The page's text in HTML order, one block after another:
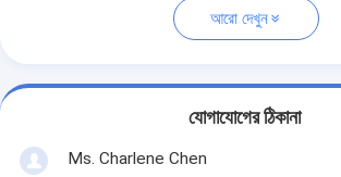
আরো দেখুন
যোগাযোগের ঠিকানা
Ms. Charlene Chen